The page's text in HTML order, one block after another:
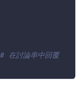
# 在討論串中回覆